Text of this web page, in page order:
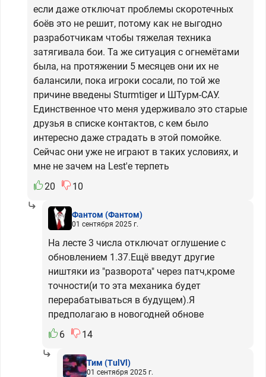
если даже отключат проблемы скоротечных
боёв это не решит, потому как не выгодно
разработчикам чтобы тяжелая техника
затягивала бои. Та же ситуация с огнемётами
была, на протяжении 5 месяцев они их не
балансили, пока игроки сосали, по той же
причине введены Sturmtiger и ШТурм-САУ.
Единственное что меня удерживало это старые
друзья в списке контактов, с кем было
интересно даже страдать в этой помойке.
Сейчас они уже не играют в таких условиях, и
мне не зачем на Lest'е терпеть
20
10
Фантом (Фантом)
01 сентября 2025 г.
На лесте 3 числа отключат оглушение с
обновлением 1.37.Ещё введут другие
ништяки из "разворота" через патч,кроме
точности(и то эта механика будет
перерабатываться в будущем).Я
предполагаю в новогодней обнове
6
14
Тим (TulVl)
01 сентября 2025 г.